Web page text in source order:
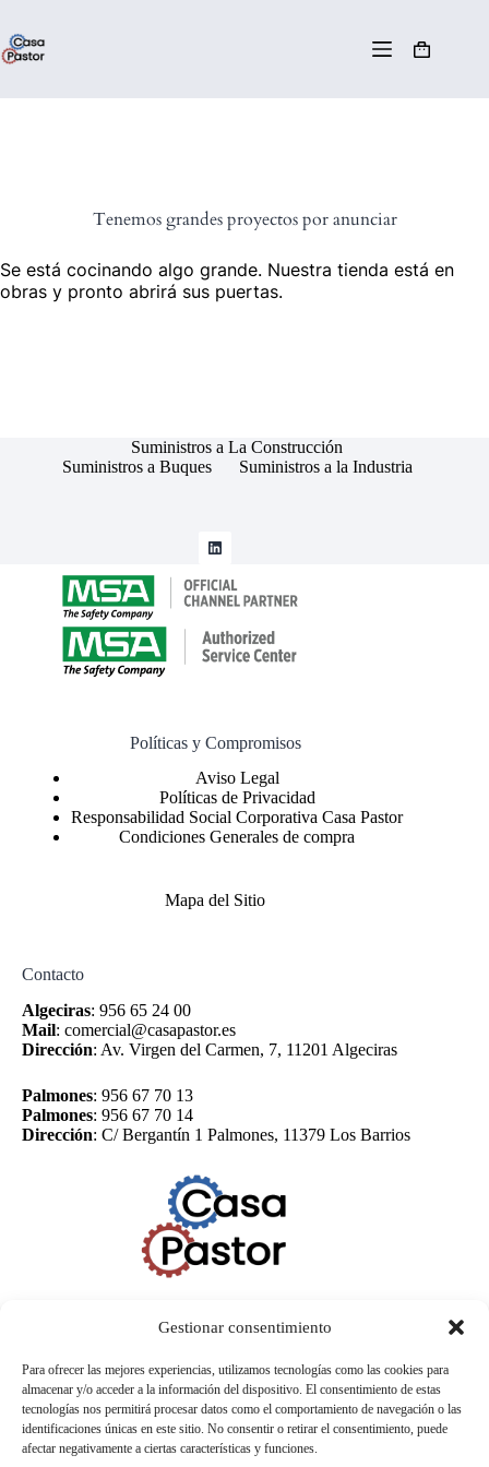
Gestionar consentimiento
Para ofrecer las mejores experiencias, utilizamos tecnologías como las cookies para
almacenar y/o acceder a la información del dispositivo. El consentimiento de estas
tecnologías nos permitirá procesar datos como el comportamiento de navegación o las
identificaciones únicas en este sitio. No consentir o retirar el consentimiento, puede
afectar negativamente a ciertas características y funciones.
Tenemos grandes proyectos por anunciar
Se está cocinando algo grande. Nuestra tienda está en
obras y pronto abrirá sus puertas.
Suministros a La Construcción
Suministros a Buques
Suministros a la Industria
Políticas y Compromisos
Políticas de Privacidad
Responsabilidad Social Corporativa Casa Pastor
Condiciones Generales de compra
Mapa del Sitio
Contacto
Algeciras: 956 65 24 00
Mail: comercial@casapastor.es
Dirección: Av. Virgen del Carmen, 7, 11201 Algeciras
Palmones: 956 67 70 13
Palmones: 956 67 70 14
Dirección: C/ Bergantín 1 Palmones, 11379 Los Barrios